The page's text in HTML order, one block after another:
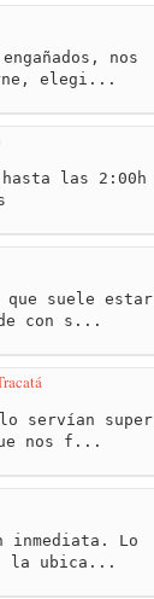
nos
elegi...
hasta las 2:00h
suele estar
con s...
servían super
nos f...
inmediata. Lo
la ubica...